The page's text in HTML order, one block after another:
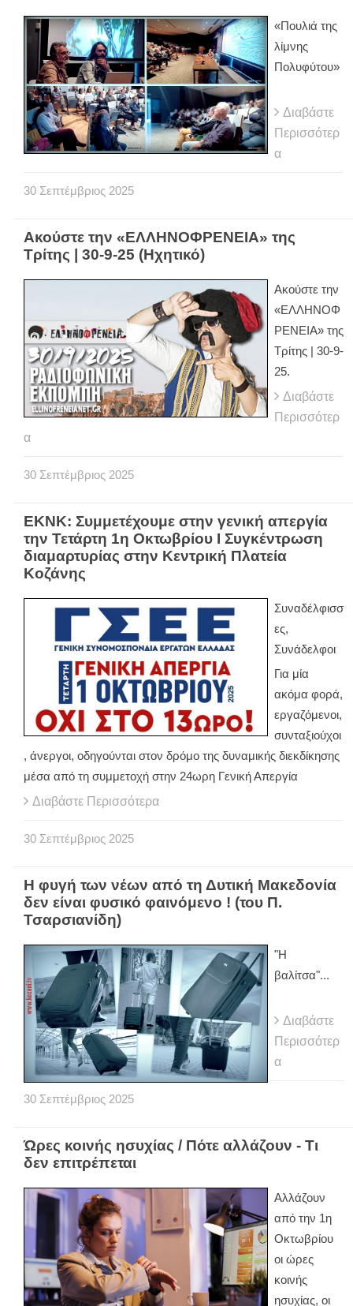
«Πουλιά της
λίμνης
Πολυφύτου»
Διαβάστε
Περισσότερ
α
30 Σεπτέμβριος 2025
Ακούστε την «ΕΛΛΗΝΟΦΡΕΝΕΙΑ» της
Τρίτης | 30-9-25 (Ηχητικό)
Ακούστε την
«ΕΛΛΗΝΟΦ
ΡΕΝΕΙΑ» της
Τρίτης | 30-9-
25.
Διαβάστε
Περισσότερ
α
30 Σεπτέμβριος 2025
ΕΚΝΚ: Συμμετέχουμε στην γενική απεργία
την Τετάρτη 1η Οκτωβρίου Ι Συγκέντρωση
διαμαρτυρίας στην Κεντρική Πλατεία
Κοζάνης
Συναδέλφισσ
ες,
Συνάδελφοι
Για μία
ακόμα φορά,
εργαζόμενοι,
συνταξιούχοι
, άνεργοι, οδηγούνται στον δρόμο της δυναμικής διεκδίκησης
μέσα από τη συμμετοχή στην 24ωρη Γενική Απεργία
Διαβάστε Περισσότερα
30 Σεπτέμβριος 2025
Η φυγή των νέων από τη Δυτική Μακεδονία
δεν είναι φυσικό φαινόμενο ! (του Π.
Τσαρσιανίδη)
"Η
βαλίτσα"...
Διαβάστε
Περισσότερ
α
30 Σεπτέμβριος 2025
Ώρες κοινής ησυχίας / Πότε αλλάζουν - Τι
δεν επιτρέπεται
Αλλάζουν
από την 1η
Οκτωβρίου
οι ώρες
κοινής
ησυχίας, οι